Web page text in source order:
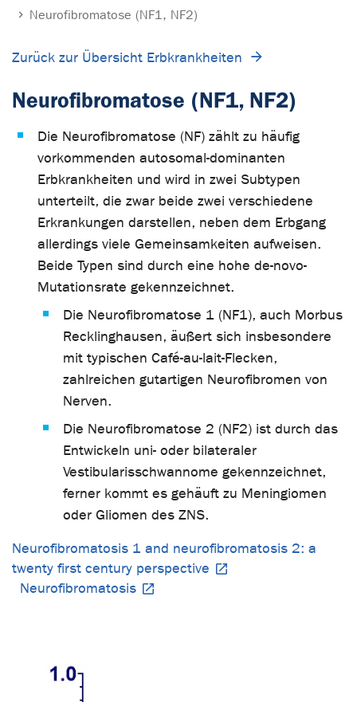
Neurofibromatose (NF1, NF2)
Zurück zur Übersicht Erbkrankheiten
Neurofibromatose (NF1, NF2)
Die Neurofibromatose (NF) zählt zu häufig
vorkommenden autosomal-dominanten
Erbkrankheiten und wird in zwei Subtypen
unterteilt, die zwar beide zwei verschiedene
Erkrankungen darstellen, neben dem Erbgang
allerdings viele Gemeinsamkeiten aufweisen.
Beide Typen sind durch eine hohe de-novo-
Mutationsrate gekennzeichnet.
Die Neurofibromatose 1 (NF1), auch Morbus
Recklinghausen, äußert sich insbesondere
mit typischen Café-au-lait-Flecken,
zahlreichen gutartigen Neurofibromen von
Nerven.
Die Neurofibromatose 2 (NF2) ist durch das
Entwickeln uni- oder bilateraler
Vestibularisschwannome gekennzeichnet,
ferner kommt es gehäuft zu Meningiomen
oder Gliomen des ZNS.
Neurofibromatosis 1 and neurofibromatosis 2: a
twenty first century perspective
Neurofibromatosis